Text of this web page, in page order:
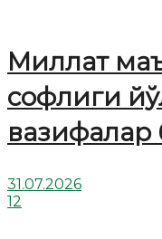
Миллат
софлиги
вазифалар
31.07.2026
12